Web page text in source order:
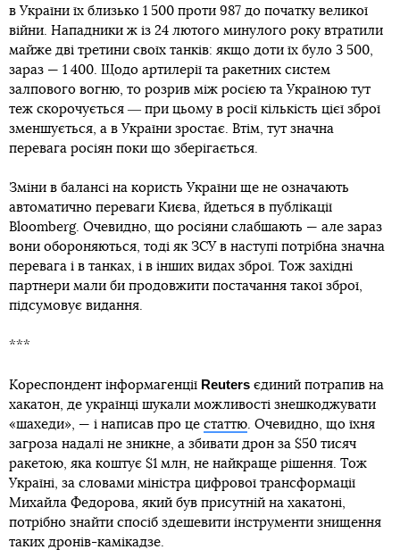
в України їх близько 1 500 проти 987 до початку великої
війни. Нападники ж із 24 лютого минулого року втратили
майже дві третини своїх танків: якщо доти їх було 3 500,
зараз — 1 400. Щодо артилерії та ракетних систем
залпового вогню, то розрив між росією та Україною тут
теж скорочується ― при цьому в росії кількість цієї зброї
зменшується, а в України зростає. Втім, тут значна
перевага росіян поки що зберігається.
Зміни в балансі на користь України ще не означають
автоматично переваги Києва, йдеться в публікації
Bloomberg. Очевидно, що росіяни слабшають — але зараз
вони обороняються, тоді як ЗСУ в наступі потрібна значна
перевага і в танках, і в інших видах зброї. Тож західні
партнери мали би продовжити постачання такої зброї,
підсумовує видання.
***
Кореспондент інформагенції Reuters єдиний потрапив на
хакатон, де українці шукали можливості знешкоджувати
«шахеди», — і написав про це статтю. Очевидно, що їхня
загроза надалі не зникне, а збивати дрон за $50 тисяч
ракетою, яка коштує $1 млн, не найкраще рішення. Тож
Україні, за словами міністра цифрової трансформації
Михайла Федорова, який був присутній на хакатоні,
потрібно знайти спосіб здешевити інструменти знищення
таких дронів-камікадзе.